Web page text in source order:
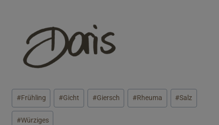
Schlagworte:
#Frühling #Gicht #Giersch #Rheuma #Salz
#Würziges